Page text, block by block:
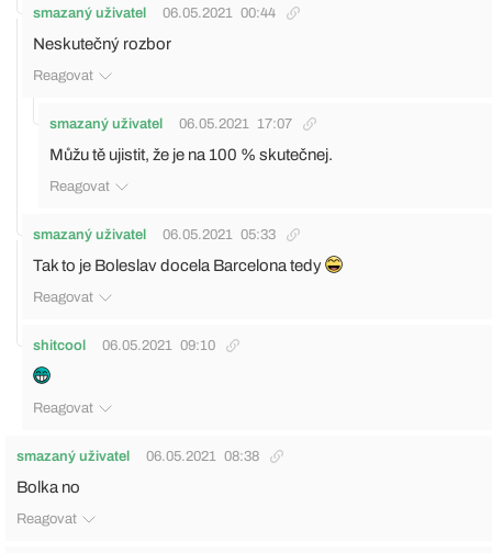
smazaný uživatel 06.05.2021 00:44
Neskutečný rozbor
Reagovat
smazaný uživatel 06.05.2021 17:07
Můžu tě ujistit, že je na 100 % skutečnej.
Reagovat
smazaný uživatel 06.05.2021 05:33
Tak to je Boleslav docela Barcelona tedy
Reagovat
shitcool 06.05.2021 09:10
Reagovat
smazaný uživatel 06.05.2021 08:38
Bolka no
Reagovat